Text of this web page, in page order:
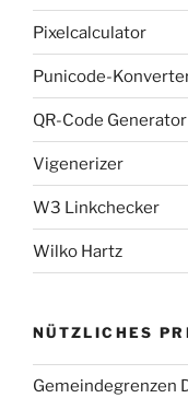
Pixelcalculator
Punicode-
QR-Code Generator
Vigenerizer
W3 Linkchecker
Wilko Hartz
NÜTZLICHES
Gemeindegrenzen